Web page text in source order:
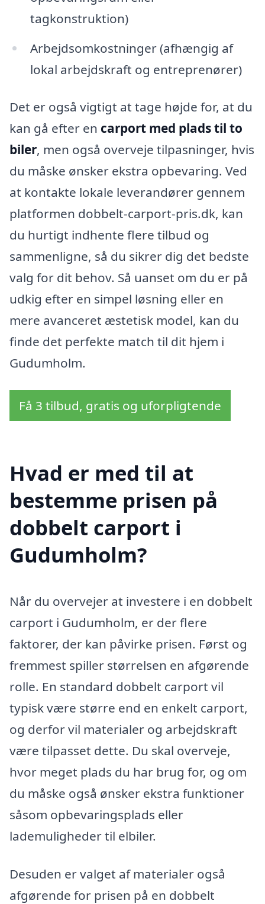
tagkonstruktion)
Arbejdsomkostninger (afhængig af
lokal arbejdskraft og entreprenører)
Det er også vigtigt at tage højde for, at du
kan gå efter en carport med plads til to
biler, men også overveje tilpasninger, hvis
du måske ønsker ekstra opbevaring. Ved
at kontakte lokale leverandører gennem
platformen dobbelt-carport-pris.dk, kan
du hurtigt indhente flere tilbud og
sammenligne, så du sikrer dig det bedste
valg for dit behov. Så uanset om du er på
udkig efter en simpel løsning eller en
mere avanceret æstetisk model, kan du
finde det perfekte match til dit hjem i
Gudumholm.
Få 3 tilbud, gratis og uforpligtende
Hvad er med til at
bestemme prisen på
dobbelt carport i
Gudumholm?
Når du overvejer at investere i en dobbelt
carport i Gudumholm, er der flere
faktorer, der kan påvirke prisen. Først og
fremmest spiller størrelsen en afgørende
rolle. En standard dobbelt carport vil
typisk være større end en enkelt carport,
og derfor vil materialer og arbejdskraft
være tilpasset dette. Du skal overveje,
hvor meget plads du har brug for, og om
du måske også ønsker ekstra funktioner
såsom opbevaringsplads eller
lademuligheder til elbiler.
Desuden er valget af materialer også
afgørende for prisen på en dobbelt